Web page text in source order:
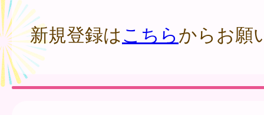
新規登録はこちらからお願